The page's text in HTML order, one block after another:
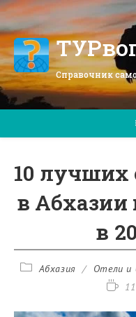
Перейти
к
содержимому
Справочник
10 лучших
в Абхазии
в
РубрикаАбхазия / Отели и
Время